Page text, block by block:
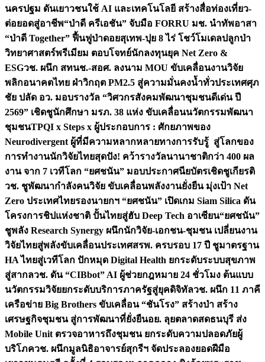
นครปฐม ดันเยาวชนใช้ AI และเทคโนโลยี สร้างสื่อท่องเที่ยว-
ต่อยอดสู่อาชีพ“ป่าดี ครีเอชัน” จับมือ FORRU มช. นำทัพอาสา
“ป่าดี Together” ฟื้นฟูป่าดอยสุเทพ-ปุย 8 ไร่ โชว์โมเดลปลูกป่า
วิทยาศาสตร์พรีเมียม ตอบโจทย์นักลงทุนยุค Net Zero &
ESGวช. ผนึก สทนช.-สอศ. ลงนาม MOU ขับเคลื่อนงานวิจัย
พลิกอนาคตไทย ฝ่าวิกฤต PM2.5 สู่ความมั่นคงน้ำทั่วประเทศศุภ
ชัย ปลัด อว. มอบรางวัล “วิศวกรสังคมพัฒนาชุมชนดีเด่น ปี
2569” เชิดชูนักศึกษา มรภ. 38 แห่ง ขับเคลื่อนนวัตกรรมพัฒนา
ชุมชนTPQI x Steps x ผู้ประกอบการ : ศักยภาพของ
Neurodivergent ผู้ที่มีความหลากหลายทางการรับรู้ สู่โลกของ
การทำงานนักวิจัยไทยสุดปัง! คว้ารางวัลนานาชาติกว่า 400 ผล
งาน จาก 7 เวทีโลก “ยศชนัน” มอบประกาศนียบัตรเชิดชูเกียรติ
วช. ชูพัฒนากำลังคนวิจัย ขับเคลื่อนพลังงานยั่งยืน มุ่งเป้า Net
Zero ประเทศไทยรองนายกฯ “ยศชนัน” เปิดเกม Siam Silica ดัน
โครงการชิปแห่งชาติ ปั้นไทยสู่ฮับ Deep Tech อาเซียน“ยศชนัน”
ชูพลัง Research Synergy ผนึกนักวิจัย-เอกชน-ชุมชน เปลี่ยนงาน
วิจัยไทยสู่พลังขับเคลื่อนประเทศสรพ. ครบรอบ 17 ปี ชูมาตรฐาน
HA ไทยสู่เวทีโลก ปักหมุด Digital Health ยกระดับระบบสุขภาพ
สู่สากลวช. ดัน “CIBbot” AI ผู้ช่วยกฎหมาย 24 ชั่วโมง ต้นแบบ
นวัตกรรมวิจัยยกระดับบริการภาครัฐสู่ยุคดิจิทัลวช. ผนึก 11 ภาคี
เครือข่าย Big Brothers ขับเคลื่อน “ชันโรง” สร้างป่า สร้าง
เศรษฐกิจชุมชน สู่การพัฒนาที่ยั่งยืนอย. ลุยตลาดสดธนบุรี ส่ง
Mobile Unit ตรวจอาหารถึงชุมชน ยกระดับความปลอดภัยผู้
บริโภควช. ผนึกมูลนิธิอาจารย์สุกรีฯ จัดประลองยอดฝีมือ